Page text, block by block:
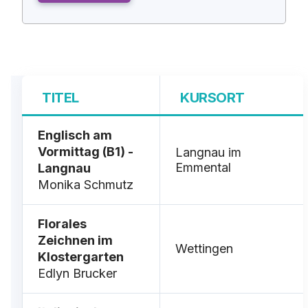
TITEL KURSORT
Englisch am
Vormittag (B1) -
Langnau
Monika Schmutz
Langnau im
Emmental
Florales
Zeichnen im
Klostergarten
Edlyn Brucker
Wettingen